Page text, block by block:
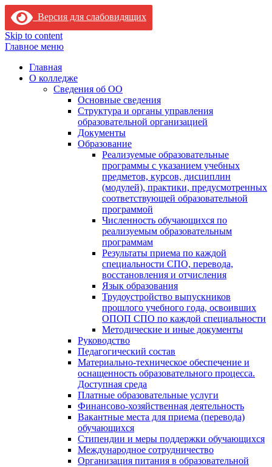
Версия для слабовидящих
Skip to content
Главное меню
Главная
О колледже
Сведения об ОО
Основные сведения
Структура и органы управления
образовательной организацией
Документы
Образование
Реализуемые образовательные
программы с указанием учебных
предметов, курсов, дисциплин
(модулей), практики, предусмотренных
соответствующей образовательной
программой
Численность обучающихся по
реализуемым образовательным
программам
Результаты приема по каждой
специальности СПО, перевода,
восстановления и отчисления
Язык образования
Трудоустройство выпускников
прошлого учебного года, освоивших
ОПОП СПО по каждой специальности
Методические и иные документы
Руководство
Педагогический состав
Материально-техническое обеспечение и
оснащенность образовательного процесса.
Доступная среда
Платные образовательные услуги
Финансово-хозяйственная деятельность
Вакантные места для приема (перевода)
обучающихся
Стипендии и меры поддержки обучающихся
Международное сотрудничество
Организация питания в образовательной